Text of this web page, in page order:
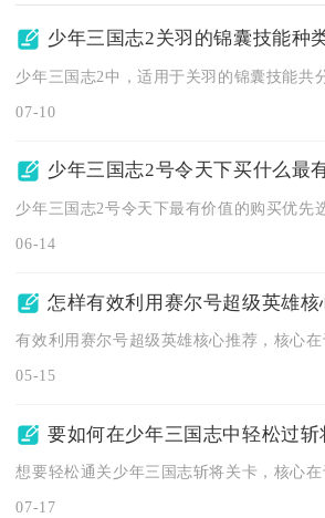
少年三国志2关羽的锦囊技能种
07-10
少年三国志2号令天下买什么最
06-14
怎样有效利用赛尔号超级英雄核
05-15
要如何在少年三国志中轻松过斩
07-17